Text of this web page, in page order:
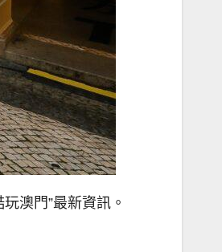
澳門”最新資訊。